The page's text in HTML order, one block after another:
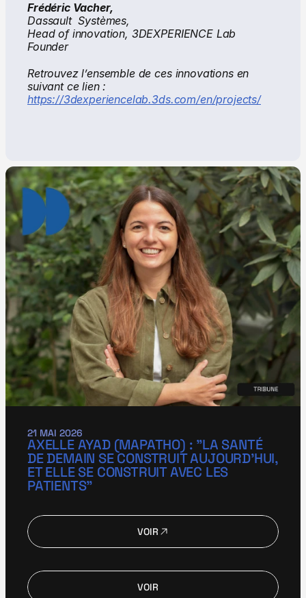
Frédéric Vacher,
Dassault  Systèmes,
Head of innovation, 3DEXPERIENCE Lab
Founder
Retrouvez l’ensemble de ces innovations en
https://3dexperiencelab.3ds.com/en/projects/
21 MAI 2026
AXELLE AYAD (MAPATHO) : "LA SANTÉ
DE DEMAIN SE CONSTRUIT AUJOURD’HUI,
ET ELLE SE CONSTRUIT AVEC LES
PATIENTS"
VOIR
VOIR